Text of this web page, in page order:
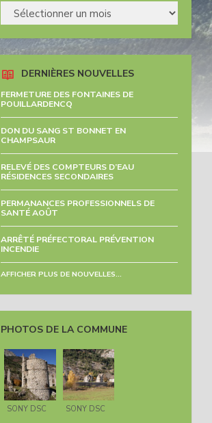
ARCHIVES
DERNIÈRES NOUVELLES
FERMETURE DES FONTAINES DE
POUILLARDENCQ
DON DU SANG ST BONNET EN
CHAMPSAUR
RELEVÉ DES COMPTEURS D’EAU
RÉSIDENCES SECONDAIRES
PERMANANCES PROFESSIONNELS DE
SANTÉ AOÛT
ARRÊTÉ PRÉFECTORAL PRÉVENTION
INCENDIE
AFFICHER PLUS DE NOUVELLES...
PHOTOS DE LA COMMUNE
SONY DSC SONY DSC